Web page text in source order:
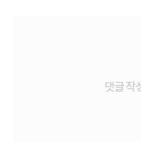
댓글 작